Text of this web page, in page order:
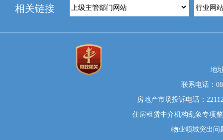
相关链接
地
联系电话：
房地产市场投诉电话：
住房租赁中介机构乱象专项
物业领域突出问